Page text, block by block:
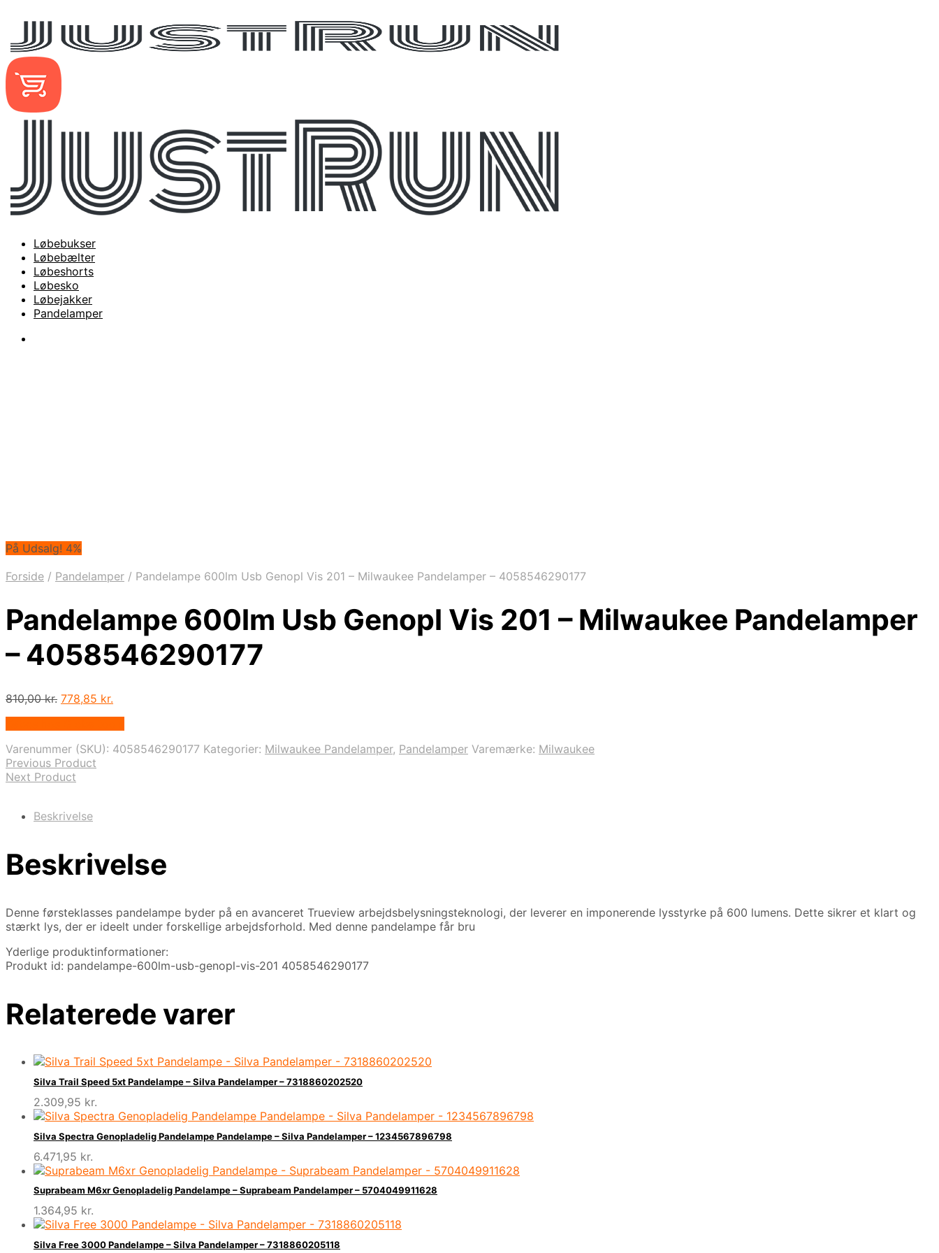
Løbebukser
Løbebælter
Løbeshorts
Løbesko
Løbejakker
Pandelamper
På Udsalg! 4%
Forside / Pandelamper / Pandelampe 600lm Usb Genopl Vis 201 – Milwaukee Pandelamper – 4058546290177
Pandelampe 600lm Usb Genopl Vis 201 – Milwaukee Pandelamper
– 4058546290177
810,00kr. Den
810,00 kr..
778,85 kr.
778,85 kr..
Varenummer (SKU): 4058546290177 Kategorier: Milwaukee Pandelamper, Pandelamper Varemærke: Milwaukee
Previous Product
Next Product
Beskrivelse
Beskrivelse
Denne førsteklasses pandelampe byder på en avanceret Trueview arbejdsbelysningsteknologi, der leverer en imponerende lysstyrke på 600 lumens. Dette sikrer et klart og
stærkt lys, der er ideelt under forskellige arbejdsforhold. Med denne pandelampe får bru
Yderlige produktinformationer:
Produkt id: pandelampe-600lm-usb-genopl-vis-201 4058546290177
Relaterede varer
Silva Trail Speed 5xt Pandelampe – Silva Pandelamper – 7318860202520
2.309,95 kr.
Silva Spectra Genopladelig Pandelampe Pandelampe – Silva Pandelamper – 1234567896798
6.471,95 kr.
Suprabeam M6xr Genopladelig Pandelampe – Suprabeam Pandelamper – 5704049911628
1.364,95 kr.
Silva Free 3000 Pandelampe – Silva Pandelamper – 7318860205118